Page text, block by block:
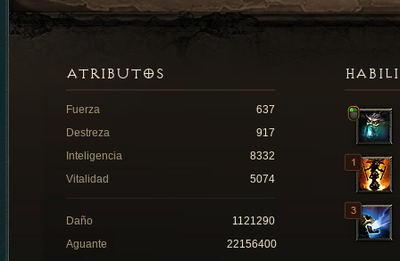
ATRIBUTOS
Fuerza
637
Destreza
917
Inteligencia
8332
Vitalidad
5074
Daño
1121290
Aguante
22156400